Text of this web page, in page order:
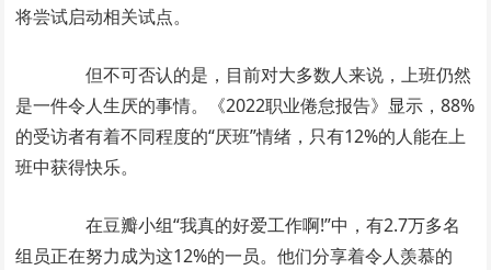
将尝试启动相关试点。
但不可否认的是，目前对大多数人来说，上班仍然
是一件令人生厌的事情。《2022职业倦怠报告》显示，88%
的受访者有着不同程度的“厌班”情绪，只有12%的人能在上
班中获得快乐。
在豆瓣小组“我真的好爱工作啊!”中，有2.7万多名
组员正在努力成为这12%的一员。他们分享着令人羡慕的